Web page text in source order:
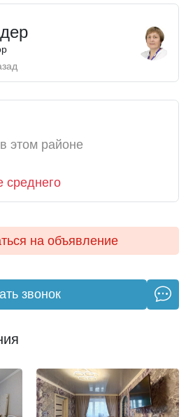
Имеется подогрев полов.
всей мебелью и бытовой
заходи и живи.
в шаговой доступности-
аптеки, мечеть, сквер, ДДЮ
банк, автомойки,
звоните или пишите
этом районе
среднего
на объявление
звонок